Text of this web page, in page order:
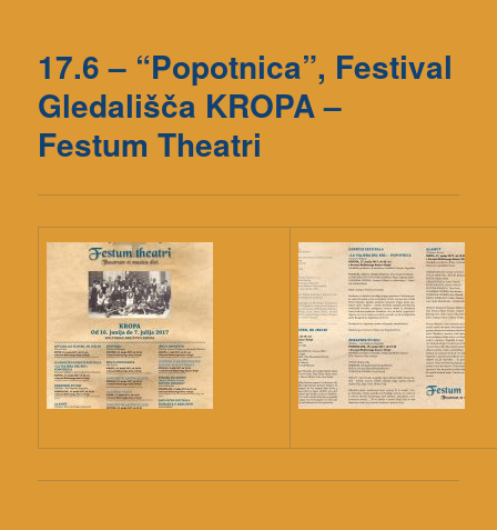
17.6 – “Popotnica”, Festival
Gledališča KROPA –
Festum Theatri